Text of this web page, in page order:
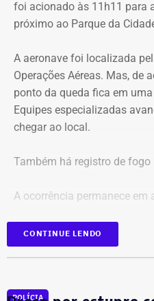
O pedido de
Em caráter urgente, antes
empresas, a prefeitura
Preservação integral dos
Identificação de anunciantes
Retirada das publicações
Suspensão temporária de
Proibição de distribuição
Multa diária de R$ 50 mil
foi acionado às 11h11 para
próximo ao Parque da
A aeronave foi localizada
Operações Aéreas. Mas, de
ponto da queda fica em
Equipes especializadas
chegar ao local.
Também há registro de fogo
A ocorrência permanece em
*Em atualização
CONTINUE LENDO
POLÍCIA